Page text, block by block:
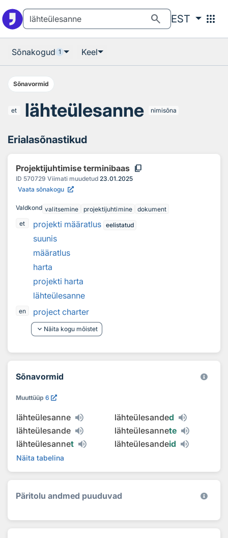
search EST apps
Sõnakogud 1 Keel
Sõnavormid
et lähteülesanne nimisõna
Erialasõnastikud
Projektijuhtimise terminibaas content_copy
ID 570729 Viimati muudetud 23.01.2025
Vaata sõnakogu
Valdkond valitsemine projektijuhtimine
dokument
et
projekti määratlus eelistatud
suunis
määratlus
harta
projekti harta
lähteülesanne
en
project charter
keyboard_arrow_down Näita kogu mõistet
Sõnavormid
Muuttüüp 6
lähteülesanne lähteülesanded
lähteülesande
lähteülesannete
lähteülesannet lähteülesandeid
Näita tabelina
Päritolu andmed puuduvad